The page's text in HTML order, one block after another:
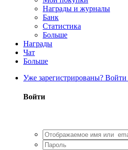
Награды и журналы
Банк
Статистика
Больше
Награды
Чат
Больше
Уже зарегистрированы? Войти
Войти